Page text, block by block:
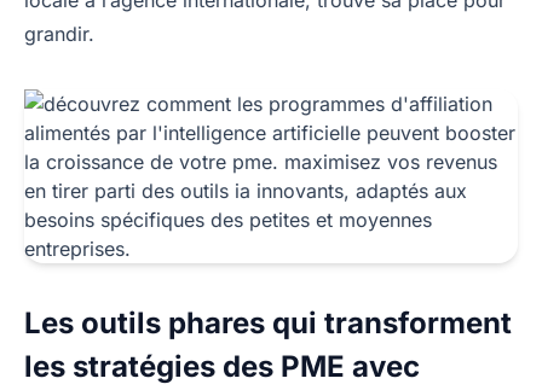
grandir.
Les outils phares qui transforment
les stratégies des PME avec